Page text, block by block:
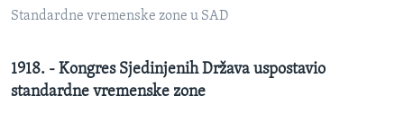
MAGAZIN
Learning English
Standardne vremenske zone u SAD
1918. - Kongres Sjedinjenih Država uspostavio
standardne vremenske zone